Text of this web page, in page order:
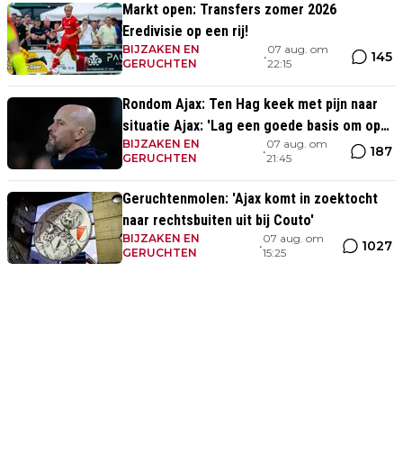
Markt open: Transfers zomer 2026
Eredivisie op een rij!
BIJZAKEN EN
GERUCHTEN
•
07 aug. om
22:15
145
Rondom Ajax: Ten Hag keek met pijn naar
situatie Ajax: 'Lag een goede basis om op
voort te borduren'
BIJZAKEN EN
GERUCHTEN
•
07 aug. om
21:45
187
Geruchtenmolen: 'Ajax komt in zoektocht
naar rechtsbuiten uit bij Couto'
BIJZAKEN EN
GERUCHTEN
•
07 aug. om
15:25
1027